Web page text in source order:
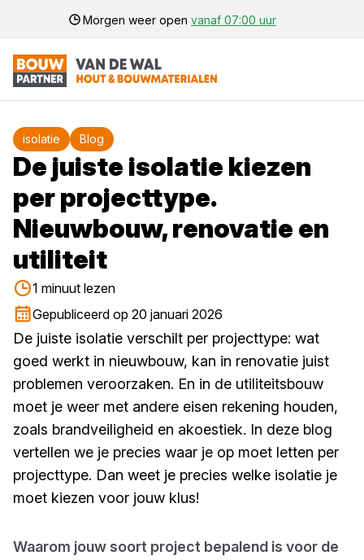
Morgen weer open vanaf 07:00 uur
isolatie Blog
De juiste isolatie kiezen
per projecttype.
Nieuwbouw, renovatie en
utiliteit
1 minuut lezen
Gepubliceerd op 20 januari 2026
De juiste isolatie verschilt per projecttype: wat
goed werkt in nieuwbouw, kan in renovatie juist
problemen veroorzaken. En in de utiliteitsbouw
moet je weer met andere eisen rekening houden,
zoals brandveiligheid en akoestiek. In deze blog
vertellen we je precies waar je op moet letten per
projecttype. Dan weet je precies welke isolatie je
moet kiezen voor jouw klus!
Waarom jouw soort project bepalend is voor de